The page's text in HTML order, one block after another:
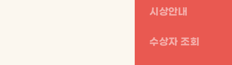
시상안내
수상자 조회